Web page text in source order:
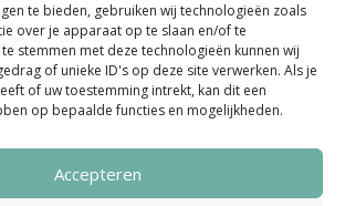
te bieden, gebruiken wij technologieën zoals
over je apparaat op te slaan en/of te
stemmen met deze technologieën kunnen wij
of unieke ID's op deze site verwerken. Als je
of uw toestemming intrekt, kan dit een
op bepaalde functies en mogelijkheden.
Accepteren